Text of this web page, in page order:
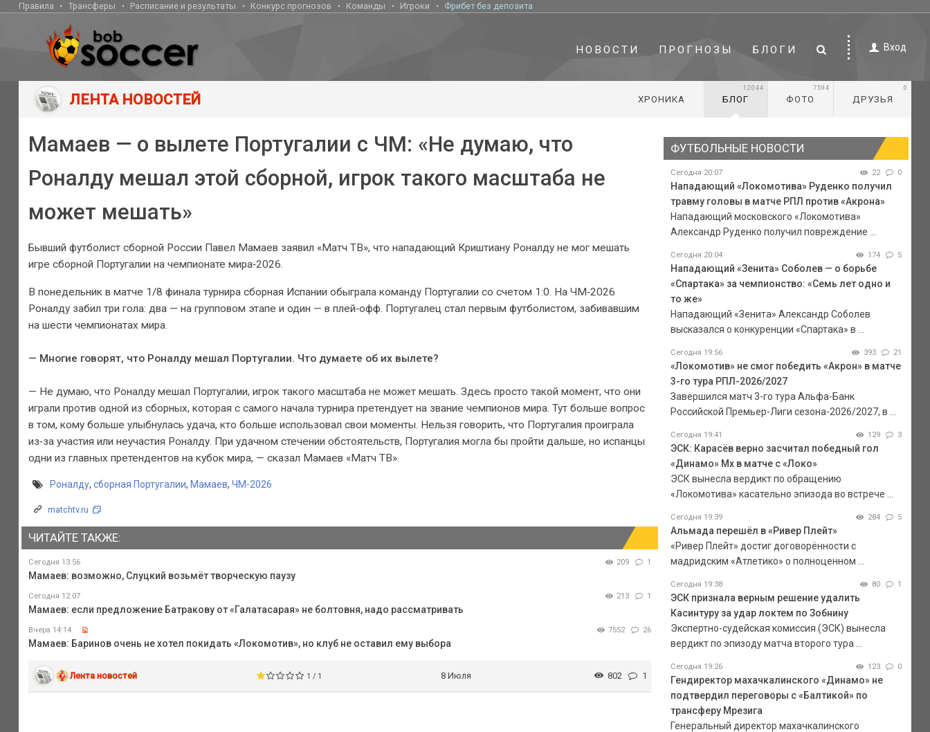
Правила Трансферы Расписание и результаты Конкурс прогнозов Команды Игроки Фрибет без депозита
НОВОСТИ ПРОГНОЗЫ БЛОГИ Вход
ЛЕНТА НОВОСТЕЙ ХРОНИКА БЛОГ
12044
ФОТО
7594
ДРУЗЬЯ
0
Мамаев — о вылете Португалии с ЧМ: «Не думаю, что
Роналду мешал этой сборной, игрок такого масштаба не
может мешать»
Бывший футболист сборной России Павел Мамаев заявил «Матч ТВ», что нападающий Криштиану Роналду не мог мешать
игре сборной Португалии на чемпионате мира‑2026.
В понедельник в матче 1/8 финала турнира сборная Испании обыграла команду Португалии со счетом 1:0. На ЧМ‑2026
Роналду забил три гола: два — на групповом этапе и один — в плей‑офф. Португалец стал первым футболистом, забивавшим
на шести чемпионатах мира.
— Многие говорят, что Роналду мешал Португалии. Что думаете об их вылете?
— Не думаю, что Роналду мешал Португалии, игрок такого масштаба не может мешать. Здесь просто такой момент, что они
играли против одной из сборных, которая с самого начала турнира претендует на звание чемпионов мира. Тут больше вопрос
в том, кому больше улыбнулась удача, кто больше использовал свои моменты. Нельзя говорить, что Португалия проиграла
из‑за участия или неучастия Роналду. При удачном стечении обстоятельств, Португалия могла бы пройти дальше, но испанцы
одни из главных претендентов на кубок мира, — сказал Мамаев «Матч ТВ».
Роналду, сборная Португалии, Мамаев, ЧМ-2026
matchtv.ru
ЧИТАЙТЕ ТАКЖЕ:
Сегодня 13:56 209 1
Мамаев: возможно, Слуцкий возьмёт творческую паузу
Сегодня 12:07 213 1
Мамаев: если предложение Батракову от «Галатасарая» не болтовня, надо рассматривать
Вчера 14:14 7552 26
Мамаев: Баринов очень не хотел покидать «Локомотив», но клуб не оставил ему выбора
Лента новостей 1 / 1 8 Июля 802 1
ФУТБОЛЬНЫЕ НОВОСТИ
Сегодня 20:07 22 0
Нападающий «Локомотива» Руденко получил
травму головы в матче РПЛ против «Акрона»
Нападающий московского «Локомотива»
Александр Руденко получил повреждение ...
Сегодня 20:04 174 5
Нападающий «Зенита» Соболев — о борьбе
«Спартака» за чемпионство: «Семь лет одно и
то же»
Нападающий «Зенита» Александр Соболев
высказался о конкуренции «Спартака» в ...
Сегодня 19:56 393 21
«Локомотив» не смог победить «Акрон» в матче
3-го тура РПЛ-2026/2027
Завершился матч 3-го тура Альфа-Банк
Российской Премьер-Лиги сезона-2026/2027, в ...
Сегодня 19:41 129 3
ЭСК: Карасёв верно засчитал победный гол
«Динамо» Мх в матче с «Локо»
ЭСК вынесла вердикт по обращению
«Локомотива» касательно эпизода во встрече ...
Сегодня 19:39 284 5
Альмада перешёл в «Ривер Плейт»
«Ривер Плейт» достиг договорённости с
мадридским «Атлетико» о полноценном ...
Сегодня 19:38 80 1
ЭСК признала верным решение удалить
Касинтуру за удар локтем по Зобнину
Экспертно-судейская комиссия (ЭСК) вынесла
вердикт по эпизоду матча второго тура ...
Сегодня 19:26 123 0
Гендиректор махачкалинского «Динамо» не
подтвердил переговоры с «Балтикой» по
трансферу Мрезига
Генеральный директор махачкалинского